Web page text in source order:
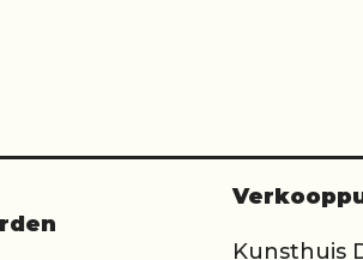
Kunsthuis